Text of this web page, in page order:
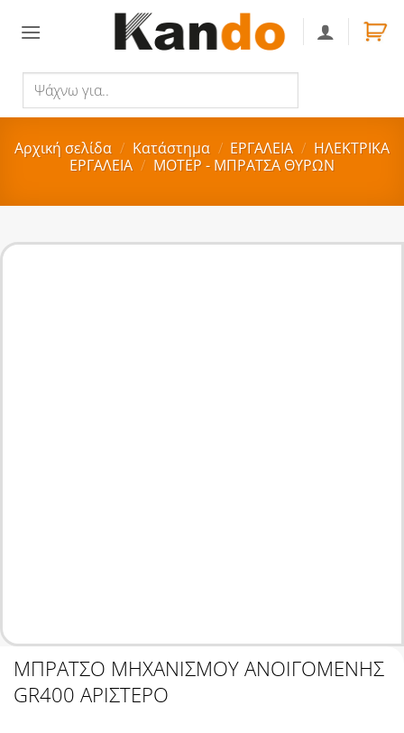
για..
Αρχική σελίδα / Κατάστημα / ΕΡΓΑΛΕΙΑ / ΗΛΕΚΤΡΙΚΑ
ΕΡΓΑΛΕΙΑ / ΜΟΤΕΡ - ΜΠΡΑΤΣΑ ΘΥΡΩΝ
ΜΠΡΑΤΣΟ ΜΗΧΑΝΙΣΜΟΥ ΑΝΟΙΓΟΜΕΝΗΣ
GR400 ΑΡΙΣΤΕΡΟ